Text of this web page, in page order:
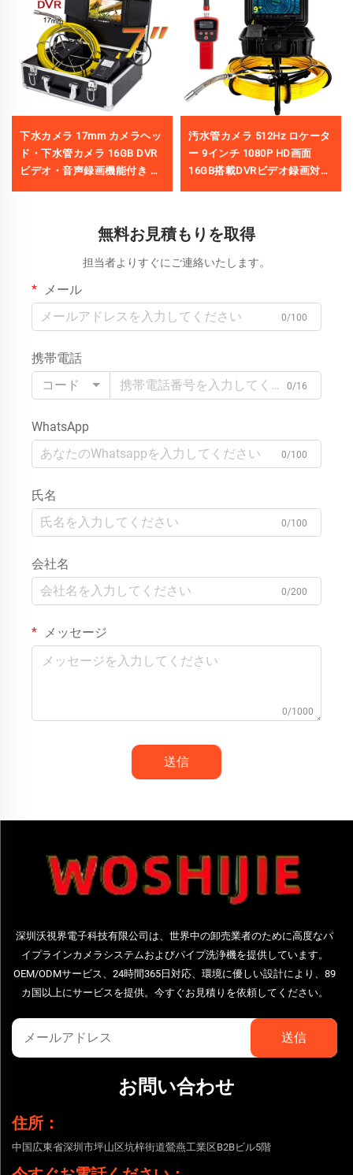
下水カメラ 17mm カメラヘッ
ド・下水管カメラ 16GB DVR
ビデオ・音声録画機能付き 排
汚水管カメラ 512Hz ロケータ
ー 9インチ 1080P HD画面
16GB搭載DVRビデオ録画対
無料お見積もりを取得
担当者よりすぐにご連絡いたします。
メール
0/100
携帯電話
コード
0/16
WhatsApp
0/100
氏名
0/100
会社名
0/200
メッセージ
0/1000
送信
深圳沃視界電子科技有限公司は、世界中の卸売業者のために高度なパ
イプラインカメラシステムおよびパイプ洗浄機を提供しています。
OEM/ODMサービス、24時間365日対応、環境に優しい設計により、89
カ国以上にサービスを提供。今すぐお見積りを依頼してください。
お問い合わせ
住所：
中国広東省深圳市坪山区坑梓街道鶯燕工業区B2Bビル5階